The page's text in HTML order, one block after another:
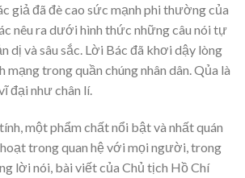
giả đã đè cao sức mạnh phi thường của
nêu ra dưới hình thức những câu nói tự
dị và sâu sắc. Lời Bác đã khơi dậy lòng
mạng trong quần chúng nhân dân. Qủa là
đại như chân lí.
một phẩm chất nổi bật và nhất quán
trong quan hệ với mọi người, trong
lời nói, bài viết của Chủ tịch Hồ Chí